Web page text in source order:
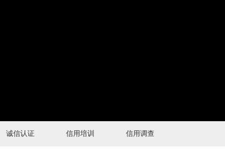
信用培训
诚信认证 信用调查